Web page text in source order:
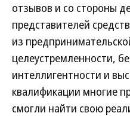
отзывов и со стороны
представителей
из
целеустремленности,
интеллигентности и
квалификации многие
смогли найти свою